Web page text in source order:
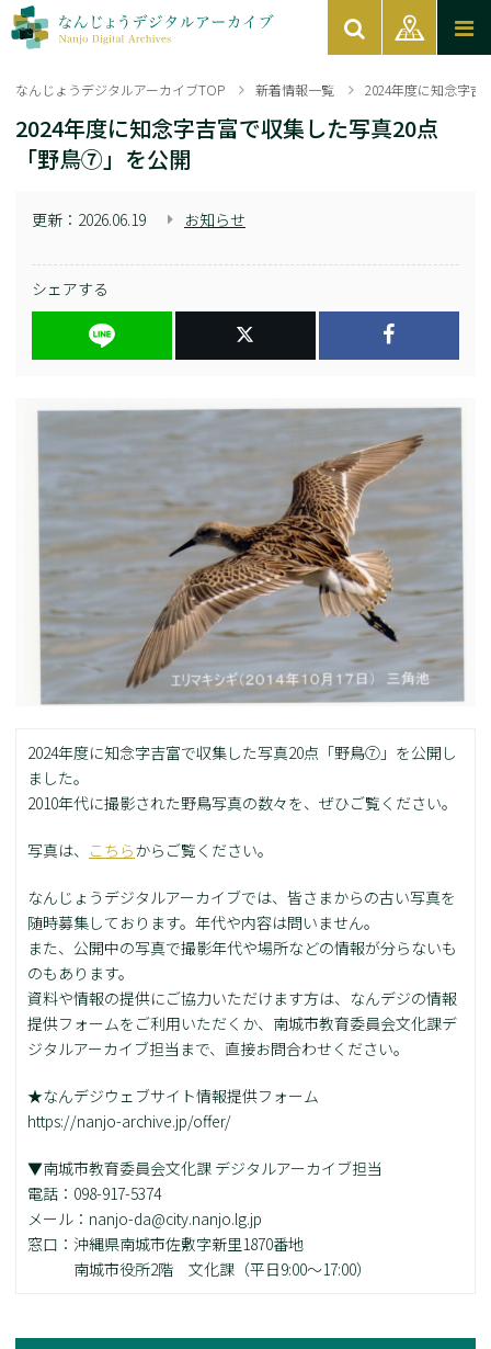
なんじょうデジタルアーカイブTOP 新着情報一覧 2024年度に知念字
2024年度に知念字吉富で収集した写真20点
「野鳥⑦」を公開
更新： 2026.06.19 お知らせ
シェアする
2024年度に知念字吉富で収集した写真20点「野鳥⑦」を公開し
ました。
2010年代に撮影された野鳥写真の数々を、ぜひご覧ください。
写真は、 こちらからご覧ください。
なんじょうデジタルアーカイブでは、皆さまからの古い写真を
随時募集しております。年代や内容は問いません。
また、公開中の写真で撮影年代や場所などの情報が分らないも
のもあります。
資料や情報の提供にご協力いただけます方は、なんデジの情報
提供フォームをご利用いただくか、南城市教育委員会文化課デ
ジタルアーカイブ担当まで、直接お問合わせください。
★なんデジウェブサイト情報提供フォーム
https://nanjo-archive.jp/offer/
▼南城市教育委員会文化課 デジタルアーカイブ担当
電話：098-917-5374
メール：nanjo-da@city.nanjo.lg.jp
窓口：沖縄県南城市佐敷字新里1870番地
南城市役所2階 文化課（平日9:00～17:00）